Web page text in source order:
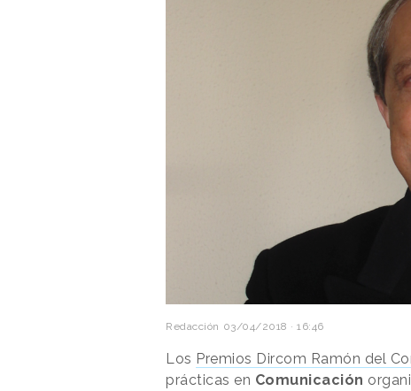
Redacción 03/04/2018 · 16:46
Los Premios Dircom Ramón del
prácticas en Comunicación